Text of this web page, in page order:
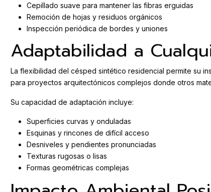
Cepillado suave para mantener las fibras erguidas
Remoción de hojas y residuos orgánicos
Inspección periódica de bordes y uniones
Adaptabilidad a
La flexibilidad del césped sintético residencial permite su
para proyectos arquitectónicos complejos donde otros
Su capacidad de adaptación incluye:
Superficies curvas y onduladas
Esquinas y rincones de difícil acceso
Desniveles y pendientes pronunciadas
Texturas rugosas o lisas
Formas geométricas complejas